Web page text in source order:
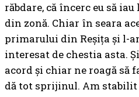
răbdare, că încerc eu să
din zonă. Chiar în seara
primarului din Reșița și l-
interesat de chestia asta.
acord și chiar ne roagă să
dă tot sprijinul. Am